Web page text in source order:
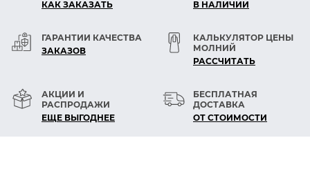
— Шляпка потайной кнопки скрыта под
— Латунь устойчива к коррозии, стирке и
химчистке.
— Уплотнительное кольцо при
необходимости заполняет зазор между
деталями кнопки. Предлагается на сайте
товара.
КАК ЗАКАЗАТЬ
В НАЛИЧИИ
ГАРАНТИИ КАЧЕСТВА
ЗАКАЗОВ
КАЛЬКУЛЯТОР ЦЕНЫ
МОЛНИЙ
РАСCЧИТАТЬ
АКЦИИ И
РАСПРОДАЖИ
ЕЩЕ ВЫГОДНЕЕ
БЕСПЛАТНАЯ
ДОСТАВКА
ОТ СТОИМОСТИ